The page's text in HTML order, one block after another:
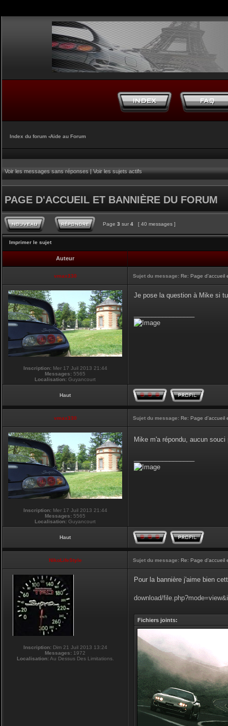
Index du forum ‹Aide au Forum
Voir les messages sans réponses|Voir les sujets actifs
PAGE D'ACCUEIL ET BANNIÈRE DU FORUM
Page 3 sur 4 [ 40 messages ]
Imprimer le sujet
Auteur
vmax330 Sujet du message: Re: Page d'accueil
Inscription:Mer 17 Juil 2013 21:44
Messages: 5565
Localisation: Guyancourt
Je pose la question à Mike si
Haut
vmax330 Sujet du message: Re: Page d'accueil
Inscription:Mer 17 Juil 2013 21:44
Messages: 5565
Localisation: Guyancourt
Mike m'a répondu, aucun
Haut
NikoLifeStyle Sujet du message: Re: Page d'accueil
Inscription:Dim 21 Juil 2013 13:24
Messages: 1972
Localisation:Au Dessus Des Limitations.
Pour la bannière j'aime bien
download/
Fichiers joints: